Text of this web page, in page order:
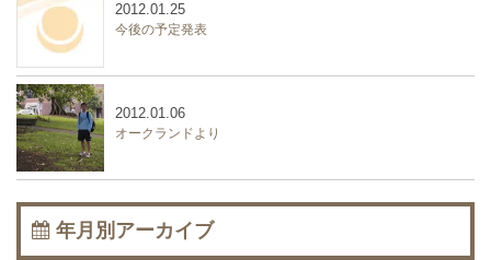
今後の予定発表
2012.01.25
オークランドより
2012.01.06
年月別アーカイブ